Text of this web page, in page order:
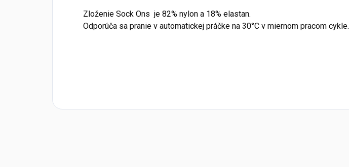
Zloženie Sock Ons je 82% nylon a 18% elastan.
Odporúča sa pranie v automatickej práčke na 30°C v miernom pracom cykle.